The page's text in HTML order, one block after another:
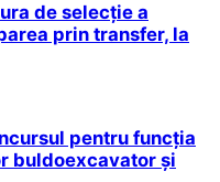
de selecție a
prin transfer, la
pentru funcția
buldoexcavator și